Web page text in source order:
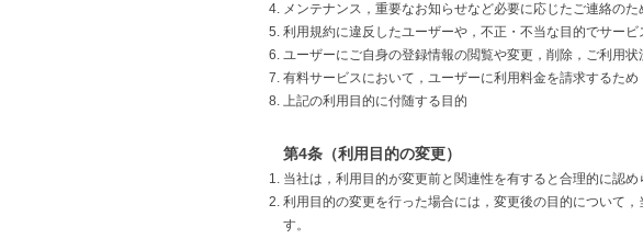
メンテナンス，重要なお知らせなど必要に応じたご連絡のた
利用規約に違反したユーザーや，不正・不当な目的でサー
ユーザーにご自身の登録情報の閲覧や変更，削除，ご利用
有料サービスにおいて，ユーザーに利用料金を請求するため
上記の利用目的に付随する目的
第4条（利用目的の変更）
当社は，利用目的が変更前と関連性を有すると合理的に認
利用目的の変更を行った場合には，変更後の目的について
す。